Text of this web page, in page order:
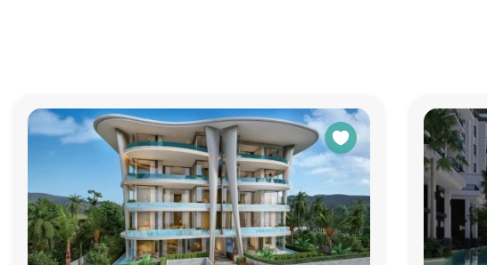
природного баланса, предоставляя благоприятную среду для